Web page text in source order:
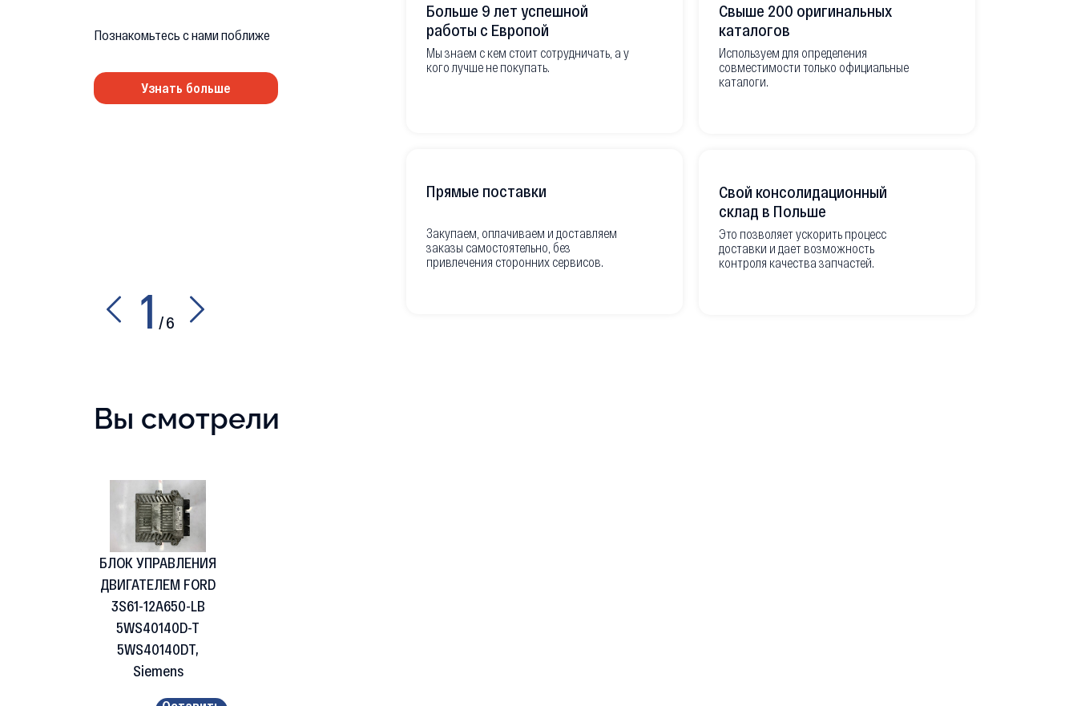
Познакомьтесь с нами поближе
Узнать больше
1 /6
Больше 9 лет успешной
работы с Европой
Мы знаем с кем стоит сотрудничать, а у
кого лучше не покупать.
Прямые поставки
Закупаем, оплачиваем и доставляем
заказы самостоятельно, без
привлечения сторонних сервисов.
Свыше 200 оригинальных
каталогов
Используем для определения
совместимости только официальные
каталоги.
Свой консолидационный
склад в Польше
Это позволяет ускорить процесс
доставки и дает возможность
контроля качества запчастей.
Вы смотрели
БЛОК УПРАВЛЕНИЯ
ДВИГАТЕЛЕМ FORD
3S61-12A650-LB
5WS40140D-T
5WS40140DT,
Siemens